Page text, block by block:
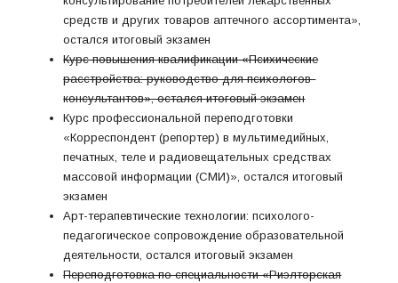
средств и других товаров аптечного ассортимента»,
остался итоговый экзамен
Курс повышения квалификации «Психические
расстройства: руководство для психологов-
консультантов», остался итоговый экзамен
Курс профессиональной переподготовки
«Корреспондент (репортер) в мультимедийных,
печатных, теле и радиовещательных средствах
массовой информации (СМИ)», остался итоговый
экзамен
Арт-терапевтические технологии: психолого-
педагогическое сопровождение образовательной
деятельности, остался итоговый экзамен
Переподготовка по специальности «Риэлторская